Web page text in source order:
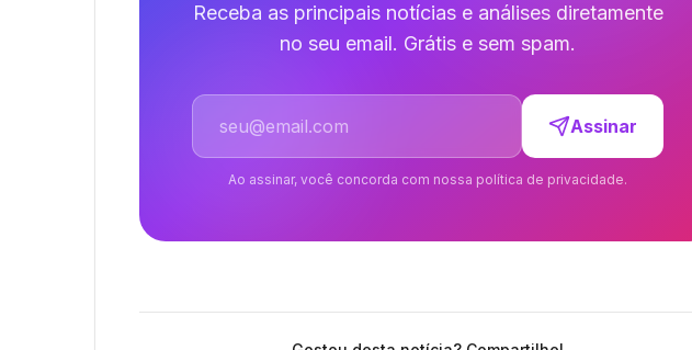
Receba as principais notícias e análises diretamente
no seu email. Grátis e sem spam.
Endereço de email
Assinar
Ao assinar, você concorda com nossa política de privacidade.